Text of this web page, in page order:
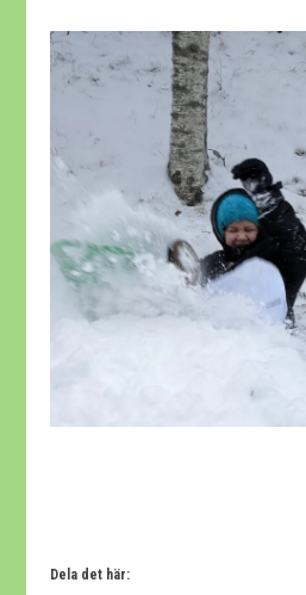
Dela det här: